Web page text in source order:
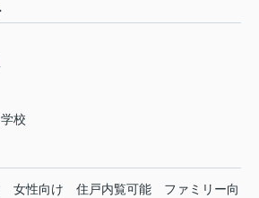
校
女性向け 住戸内覧可能
ファミリー向